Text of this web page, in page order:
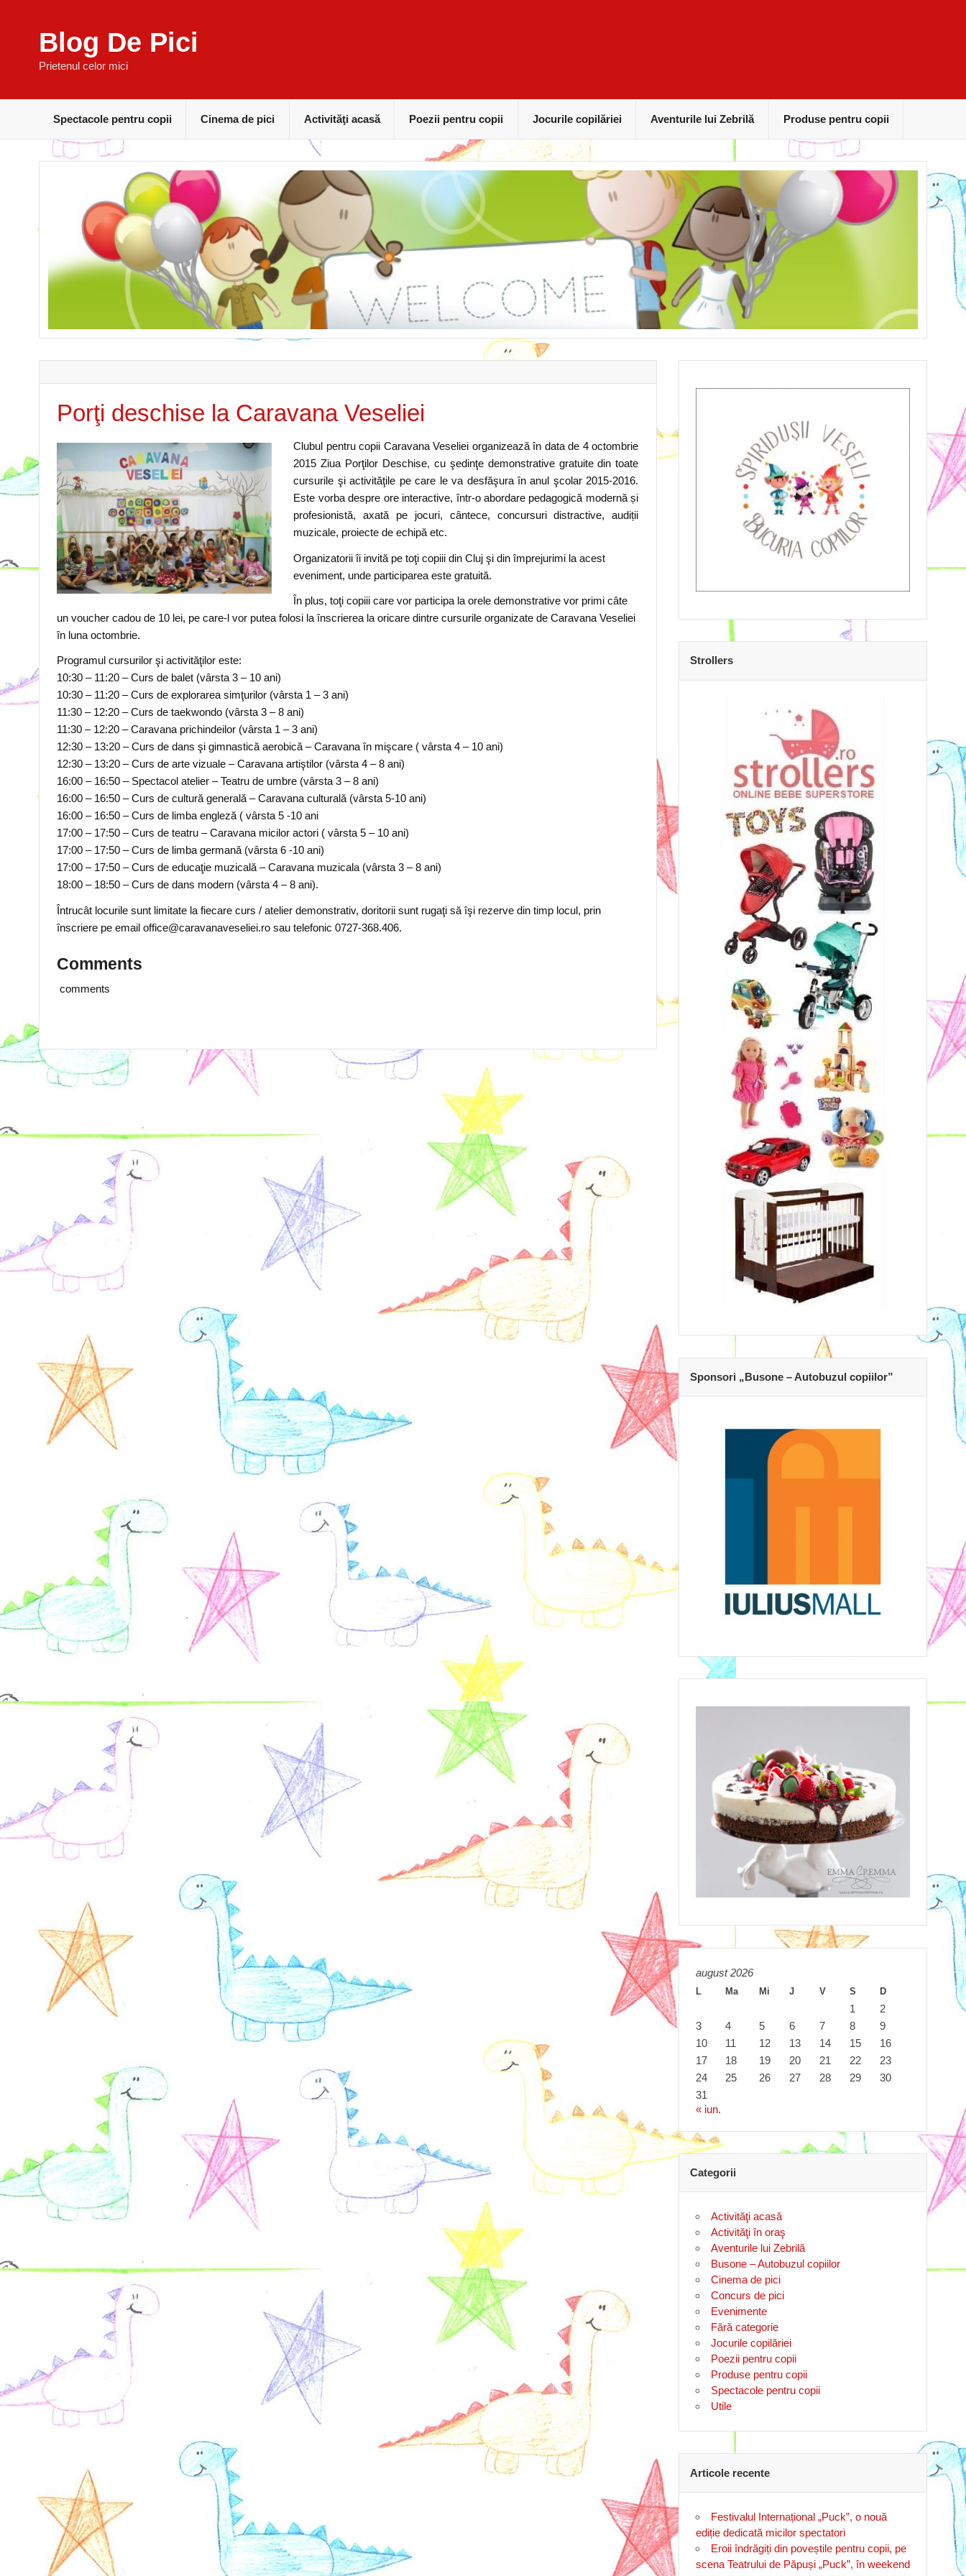
Blog De Pici
Prietenul celor mici
Spectacole pentru copii Cinema de pici Activităţi acasă Poezii pentru copii Jocurile copilăriei Aventurile lui Zebrilă Produse pentru copii
Porţi deschise la Caravana Veseliei
Clubul pentru copii Caravana Veseliei organizează în data de 4 octombrie
2015 Ziua Porţilor Deschise, cu şedinţe demonstrative gratuite din toate
cursurile şi activităţile pe care le va desfăşura în anul şcolar 2015-2016.
Este vorba despre ore interactive, într-o abordare pedagogică modernă și
profesionistă, axată pe jocuri, cântece, concursuri distractive, audiții
muzicale, proiecte de echipă etc.
Organizatorii îi invită pe toţi copiii din Cluj şi din împrejurimi la acest
eveniment, unde participarea este gratuită.
În plus, toţi copiii care vor participa la orele demonstrative vor primi câte
un voucher cadou de 10 lei, pe care-l vor putea folosi la înscrierea la oricare dintre cursurile organizate de Caravana Veseliei
în luna octombrie.
Programul cursurilor şi activităţilor este:
10:30 – 11:20 – Curs de balet (vârsta 3 – 10 ani)
10:30 – 11:20 – Curs de explorarea simţurilor (vârsta 1 – 3 ani)
11:30 – 12:20 – Curs de taekwondo (vârsta 3 – 8 ani)
11:30 – 12:20 – Caravana prichindeilor (vârsta 1 – 3 ani)
12:30 – 13:20 – Curs de dans şi gimnastică aerobică – Caravana în mişcare ( vârsta 4 – 10 ani)
12:30 – 13:20 – Curs de arte vizuale – Caravana artiştilor (vârsta 4 – 8 ani)
16:00 – 16:50 – Spectacol atelier – Teatru de umbre (vârsta 3 – 8 ani)
16:00 – 16:50 – Curs de cultură generală – Caravana culturală (vârsta 5-10 ani)
16:00 – 16:50 – Curs de limba engleză ( vârsta 5 -10 ani
17:00 – 17:50 – Curs de teatru – Caravana micilor actori ( vârsta 5 – 10 ani)
17:00 – 17:50 – Curs de limba germană (vârsta 6 -10 ani)
17:00 – 17:50 – Curs de educaţie muzicală – Caravana muzicala (vârsta 3 – 8 ani)
18:00 – 18:50 – Curs de dans modern (vârsta 4 – 8 ani).
Întrucât locurile sunt limitate la fiecare curs / atelier demonstrativ, doritorii sunt rugaţi să îşi rezerve din timp locul, prin
înscriere pe email office@caravanaveseliei.ro sau telefonic 0727-368.406.
Comments
comments
Strollers
Sponsori „Busone – Autobuzul copiilor”
august 2026
L Ma Mi J V S D
1
2
3
4 5 6 7 8
9
10
11 12 13 14 15
16
17
18 19 20 21 22
23
24
25 26 27 28 29
30
31
« iun.
Categorii
Activităţi acasă
Activităţi în oraş
Aventurile lui Zebrilă
Busone – Autobuzul copiilor
Cinema de pici
Concurs de pici
Evenimente
Fără categorie
Jocurile copilăriei
Poezii pentru copii
Produse pentru copii
Spectacole pentru copii
Utile
Articole recente
Festivalul Internațional „Puck”, o nouă
ediție dedicată micilor spectatori
Eroii îndrăgiți din poveștile pentru copii, pe
scena Teatrului de Păpuși „Puck”, în weekend